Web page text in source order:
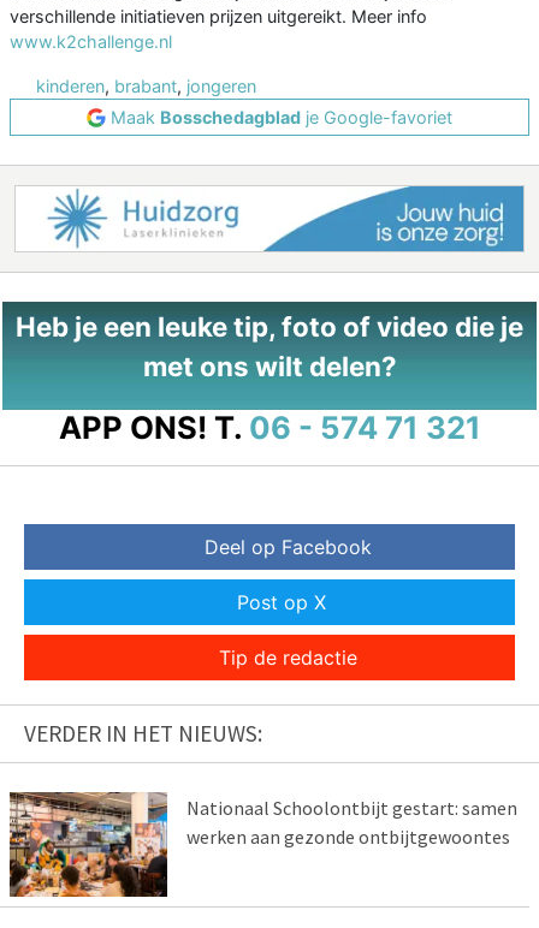
verschillende initiatieven prijzen uitgereikt. Meer info
www.k2challenge.nl
kinderen, brabant, jongeren
Maak Bosschedagblad je Google-favoriet
Heb je een leuke tip, foto of video die je
met ons wilt delen?
APP ONS! T. 06 - 574 71 321
Deel op Facebook
Post op X
Tip de redactie
VERDER IN HET NIEUWS:
Nationaal Schoolontbijt gestart: samen
werken aan gezonde ontbijtgewoontes